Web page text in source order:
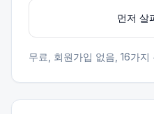
먼저 살
무료, 회원가입 없음, 16가지